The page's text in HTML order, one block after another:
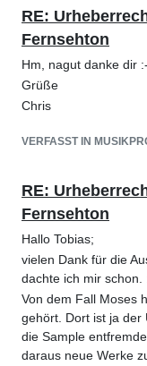
ja dann via Send
bekomme ich das
wieder zurück in den
ich es auf eine neue
Allgemein würde ich
DAW darüber regeln
überhaupt?
Freue mich über
Grüße
Chris
RE:
Fernsehton
Hm, nagut danke dir
Grüße
Chris
VERFASST IN
RE:
Fernsehton
Hallo Tobias;
vielen Dank für die
dachte ich mir schon.
Von dem Fall Moses
gehört. Dort ist ja der
die Sample
daraus neue Werke